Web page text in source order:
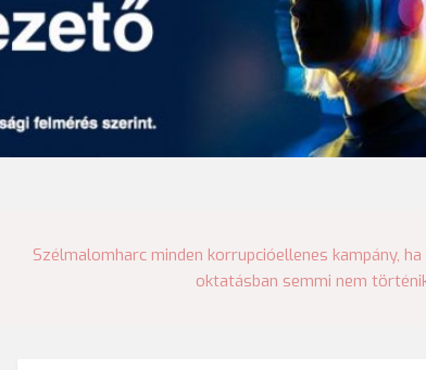
Szélmalomharc minden korrupcióellenes kampány, ha
oktatásban semmi nem